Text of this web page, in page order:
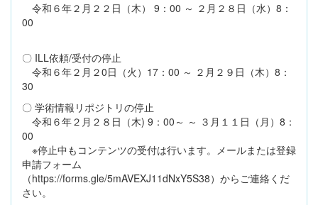
令和６年２月２２日（木） 9：00 ～ ２月２８日（水）8：
00
〇 ILL依頼/受付の停止
令和６年２月２0日（火）17：00 ～ ２月２９日（木）8：
30
〇 学術情報リポジトリの停止
令和６年２月２８日（木) 9：00～ ～ ３月１１日（月）8：
00
※停止中もコンテンツの受付は行います。メールまたは登録
申請フォーム
（https://forms.gle/5mAVEXJ11dNxY5S38）からご連絡くだ
さい。